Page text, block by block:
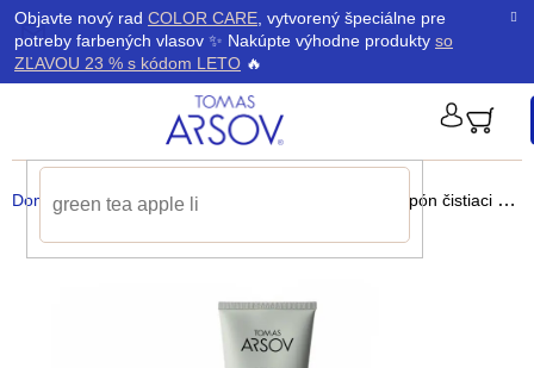
Prejsť
na
obsah
Objavte nový rad COLOR CARE, vytvorený špeciálne pre
potreby farbených vlasov ✨ Nakúpte výhodne produkty so
ZĽAVOU 23 % s kódom LETO 🔥
Domov / Produkty / Šampóny GREEN TEA Šampón čistiaci a vyživujúci šampón pre každodenné použitie
K
o
k
Späť
Späť